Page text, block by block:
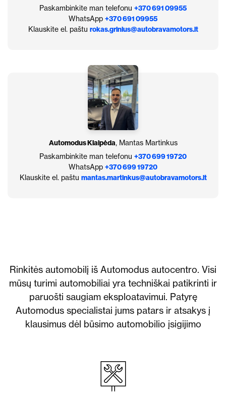
Paskambinkite man telefonu +370 691 09955
WhatsApp +370 691 09955
Klauskite el. paštu rokas.grinius@autobravamotors.lt
Automodus Klaipėda, Mantas Martinkus
Paskambinkite man telefonu +370 699 19720
WhatsApp +370 699 19720
Klauskite el. paštu mantas.martinkus@autobravamotors.lt
Rinkitės automobilį iš Automodus autocentro. Visi
mūsų turimi automobiliai yra techniškai patikrinti ir
paruošti saugiam eksploatavimui. Patyrę
Automodus specialistai jums patars ir atsakys į
klausimus dėl būsimo automobilio įsigijimo